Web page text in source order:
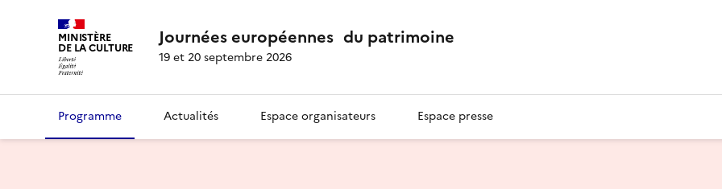
MINISTÈRE
DE LA CULTURE Journées européennes du patrimoine
19 et 20 septembre 2026
Programme Actualités Espace organisateurs Espace presse